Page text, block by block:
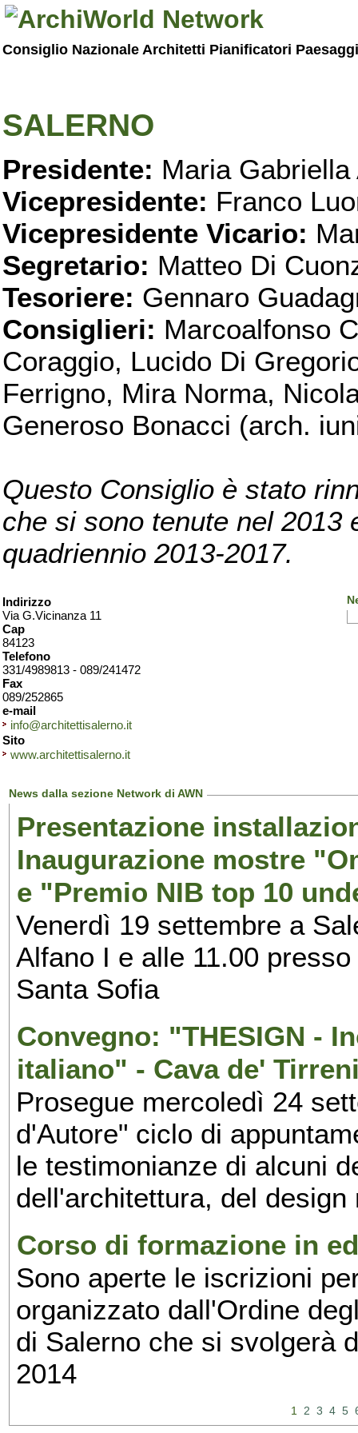
Consiglio Nazionale Architetti Pianificatori
SALERNO
Presidente: Maria Gabriella
Vicepresidente: Franco
Vicepresidente Vicario:
Segretario: Matteo Di
Tesoriere: Gennaro
Consiglieri: Marcoalfonso
Coraggio, Lucido Di
Ferrigno, Mira Norma,
Generoso Bonacci (arch.
Questo Consiglio è stato
che si sono tenute nel 2013
quadriennio 2013-2017.
Indirizzo
Via G.Vicinanza 11
Cap
84123
Telefono
331/4989813 - 089/241472
Fax
089/252865
e-mail
info@architettisalerno.it
Sito
www.architettisalerno.it
News dalla sezione Network di AWN
Presentazione
Inaugurazione mostre
e "Premio NIB top 10
Venerdì 19 settembre a
Alfano I e alle 11.00
Santa Sofia
Convegno: "THESIGN -
italiano" - Cava de'
Prosegue mercoledì 24
d'Autore" ciclo di
le testimonianze di alcuni
dell'architettura, del
Corso di formazione in
Sono aperte le iscrizioni
organizzato dall'Ordine
di Salerno che si svolgerà
2014
1 2 3 4 5